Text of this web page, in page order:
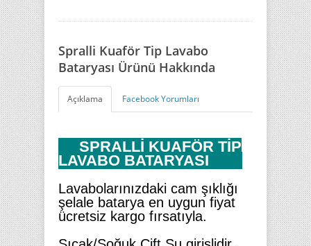
Spralli Kuaför Tip Lavabo
Bataryası Ürünü Hakkında
Açıklama Facebook Yorumları
SPRALLİ KUAFÖR TİP
LAVABO BATARYASI
Lavabolarınızdaki cam şıklığı
şelale batarya en uygun fiyat
ücretsiz kargo fırsatıyla.